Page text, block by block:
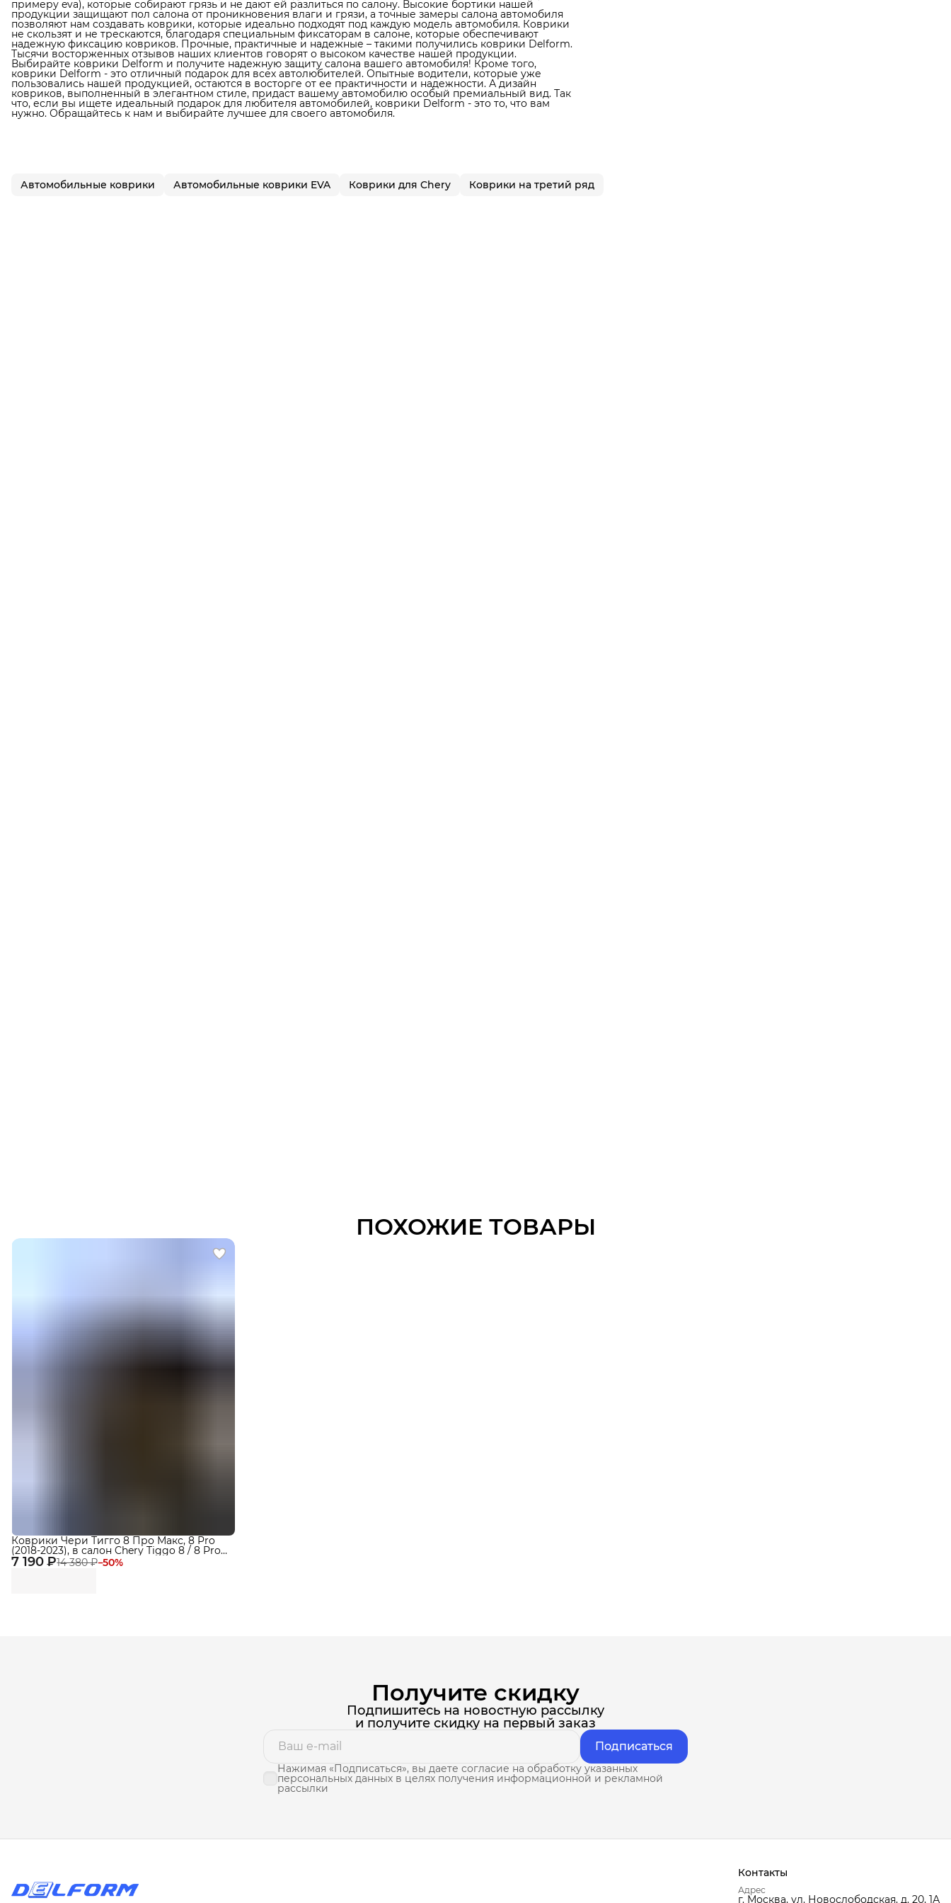
примеру eva), которые собирают грязь и не дают ей разлиться по салону. Высокие бортики нашей
продукции защищают пол салона от проникновения влаги и грязи, а точные замеры салона автомобиля
позволяют нам создавать коврики, которые идеально подходят под каждую модель автомобиля. Коврики
не скользят и не трескаются, благодаря специальным фиксаторам в салоне, которые обеспечивают
надежную фиксацию ковриков. Прочные, практичные и надежные – такими получились коврики Delform.
Тысячи восторженных отзывов наших клиентов говорят о высоком качестве нашей продукции.
Выбирайте коврики Delform и получите надежную защиту салона вашего автомобиля! Кроме того,
коврики Delform - это отличный подарок для всех автолюбителей. Опытные водители, которые уже
пользовались нашей продукцией, остаются в восторге от ее практичности и надежности. А дизайн
ковриков, выполненный в элегантном стиле, придаст вашему автомобилю особый премиальный вид. Так
что, если вы ищете идеальный подарок для любителя автомобилей, коврики Delform - это то, что вам
нужно. Обращайтесь к нам и выбирайте лучшее для своего автомобиля.
Автомобильные коврики Автомобильные коврики EVA Коврики для Chery Коврики на третий ряд
ПОХОЖИЕ ТОВАРЫ
7 190 ₽14 380 ₽−50%
Коврики Чери Тигго 8 Про Макс, 8 Pro
(2018-2023), в салон Chery Tiggo 8 / 8 Pro,
Pro Max с бортиками, эва, eva
Получите скидку
Подпишитесь на новостную рассылку
и получите скидку на первый заказ
Подписаться
Нажимая «Подписаться», вы даете согласие на обработку указанных
персональных данных в целях получения информационной и рекламной
рассылки
Контакты
Адрес
г. Москва, ул. Новослободская, д. 20, 1А